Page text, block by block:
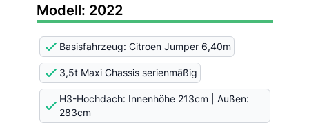
Modell: 2022
Basisfahrzeug: Citroen Jumper 6,40m
3,5t Maxi Chassis serienmäßig
H3-Hochdach: Innenhöhe 213cm | Außen:
283cm